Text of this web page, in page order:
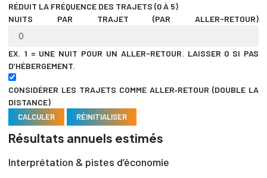
RÉDUIT LA FRÉQUENCE DES TRAJETS (0 À 5)
NUITS PAR TRAJET (PAR ALLER-RETOUR)
EX. 1 = UNE NUIT POUR UN ALLER-RETOUR. LAISSER 0 SI PAS
D’HÉBERGEMENT.
CONSIDÉRER LES TRAJETS COMME ALLER‑RETOUR (DOUBLE LA
DISTANCE)
CALCULER RÉINITIALISER
Résultats annuels estimés
Interprétation & pistes d’économie